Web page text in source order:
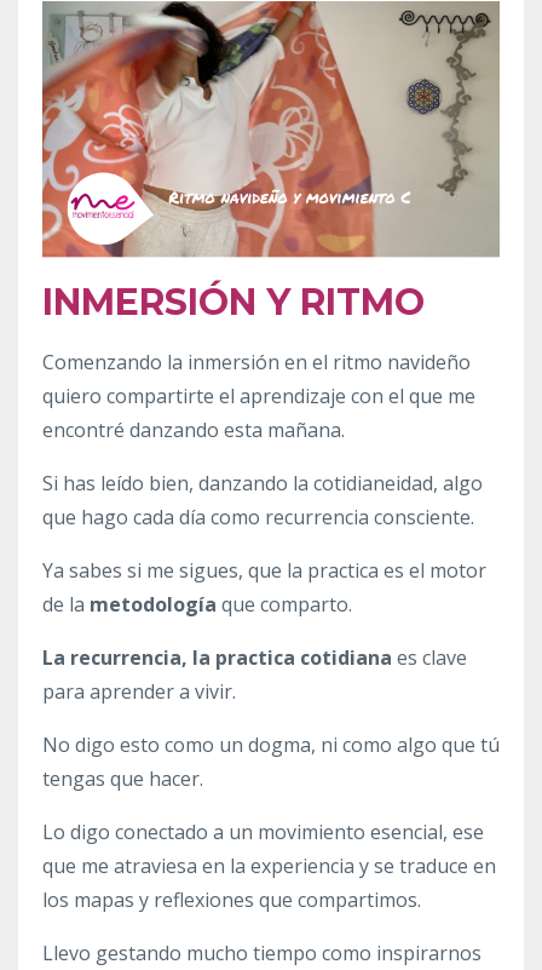
INMERSIÓN Y RITMO
Comenzando la inmersión en el ritmo navideño
quiero compartirte el aprendizaje con el que me
encontré danzando esta mañana.
Si has leído bien, danzando la cotidianeidad, algo
que hago cada día como recurrencia consciente.
Ya sabes si me sigues, que la practica es el motor
de la metodología que comparto.
La recurrencia, la practica cotidiana es clave
para aprender a vivir.
No digo esto como un dogma, ni como algo que tú
tengas que hacer.
Lo digo conectado a un movimiento esencial, ese
que me atraviesa en la experiencia y se traduce en
los mapas y reflexiones que compartimos.
Llevo gestando mucho tiempo como inspirarnos